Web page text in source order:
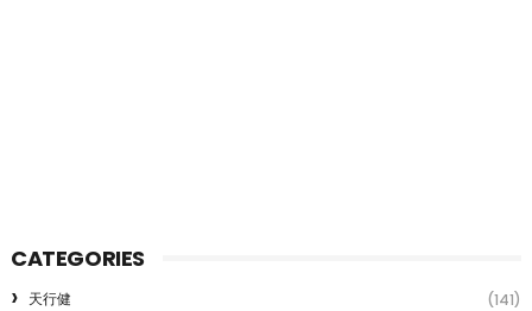
CATEGORIES
天行健 (141)